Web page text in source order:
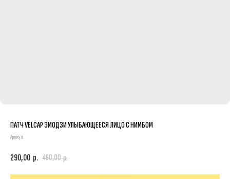
ПАТЧ VELCAP ЭМОДЗИ УЛЫБАЮЩЕЕСЯ ЛИЦО С НИМБОМ
Артикул:
290,00 р. 490,00 р.